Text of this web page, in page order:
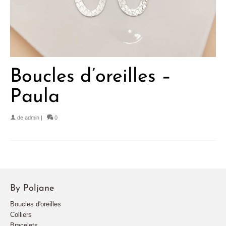
Boucles d’oreilles –
Paula
de admin | 0
By Poljane
Boucles d'oreilles
Colliers